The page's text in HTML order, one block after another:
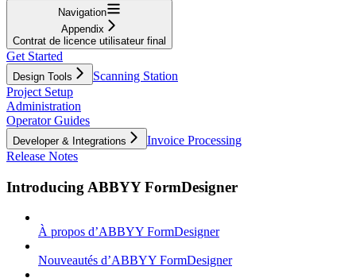
Navigation
Appendix
Contrat de licence utilisateur final
Get Started
Design Tools
Scanning Station
Project Setup
Administration
Operator Guides
Developer & Integrations
Invoice Processing
Release Notes
Introducing ABBYY FormDesigner
À propos d’ABBYY FormDesigner
Nouveautés d’ABBYY FormDesigner